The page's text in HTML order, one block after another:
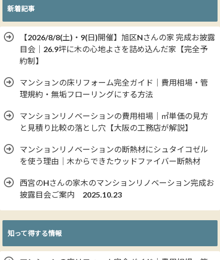
新着記事
【2026/8/8(土)・9(日)開催】旭区Nさんの家 完成お披露
目会｜26.9坪に木の心地よさを詰め込んだ家【完全予
約制】
マンションの床リフォーム完全ガイド｜費用相場・管
理規約・無垢フローリングにする方法
マンションリノベーションの費用相場｜㎡単価の見方
と見積り比較の落とし穴【大阪の工務店が解説】
マンションリノベーションの断熱材にシュタイコゼル
を使う理由｜木からできたウッドファイバー断熱材
西宮のHさんの家木のマンションリノベーション完成お
披露目会ご案内 2025.10.23
知って得する情報